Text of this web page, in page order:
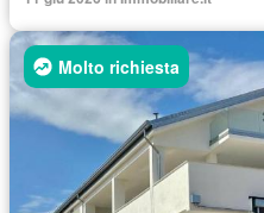
Molto richiesta